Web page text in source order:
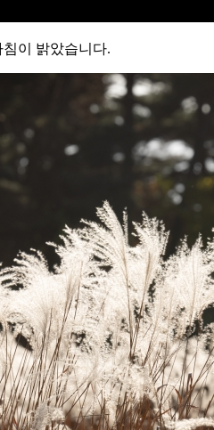
이 밝았습니다.